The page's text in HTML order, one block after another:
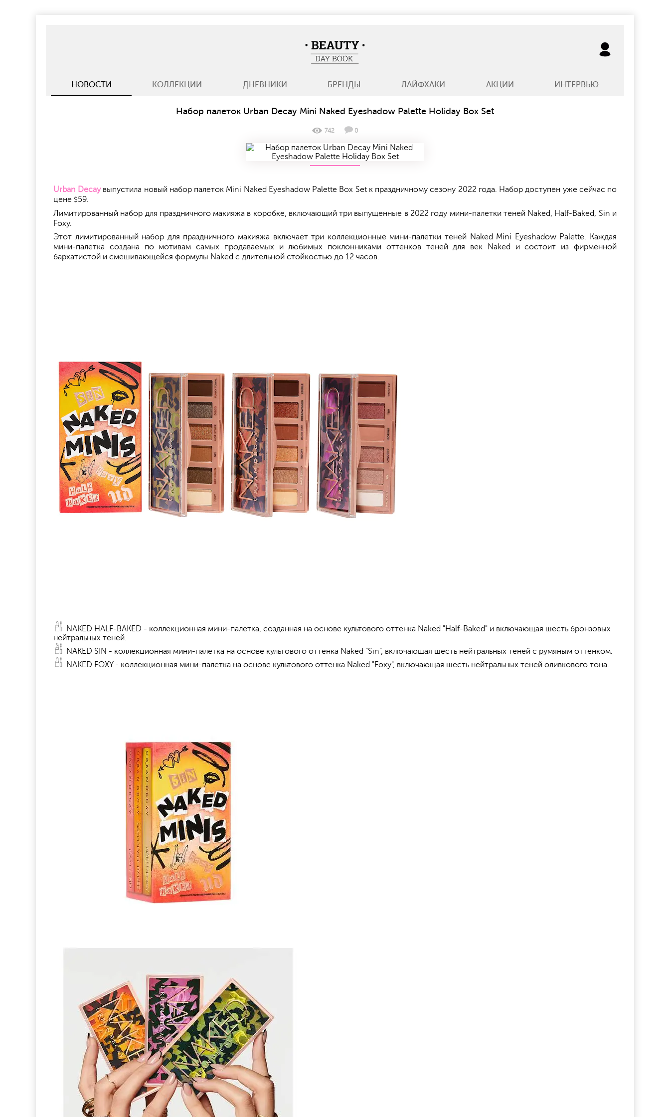
НОВОСТИ КОЛЛЕКЦИИ ДНЕВНИКИ БРЕНДЫ ЛАЙФХАКИ АКЦИИ ИНТЕРВЬЮ
BeautyDayBook
Набор палеток Urban Decay Mini Naked Eyeshadow Palette Holiday Box Set
742 0
Urban Decayвыпустила новый набор палеток Mini Naked Eyeshadow Palette Box Set к праздничному сезону 2022 года. Набор доступен уже сейчас по
цене $59.
Лимитированный набор для праздничного макияжа в коробке, включающий три выпущенные в 2022 году мини-палетки теней Naked, Half-Baked, Sin и
Foxy.
Этот лимитированный набор для праздничного макияжа включает три коллекционные мини-палетки теней Naked Mini Eyeshadow Palette. Каждая
мини-палетка создана по мотивам самых продаваемых и любимых поклонниками оттенков теней для век Naked и состоит из фирменной
бархатистой и смешивающейся формулы Naked с длительной стойкостью до 12 часов.
NAKED HALF-BAKED - коллекционная мини-палетка, созданная на основе культового оттенка Naked "Half-Baked" и включающая шесть бронзовых
нейтральных теней.
NAKED SIN - коллекционная мини-палетка на основе культового оттенка Naked "Sin", включающая шесть нейтральных теней с румяным оттенком.
NAKED FOXY - коллекционная мини-палетка на основе культового оттенка Naked "Foxy", включающая шесть нейтральных теней оливкового тона.